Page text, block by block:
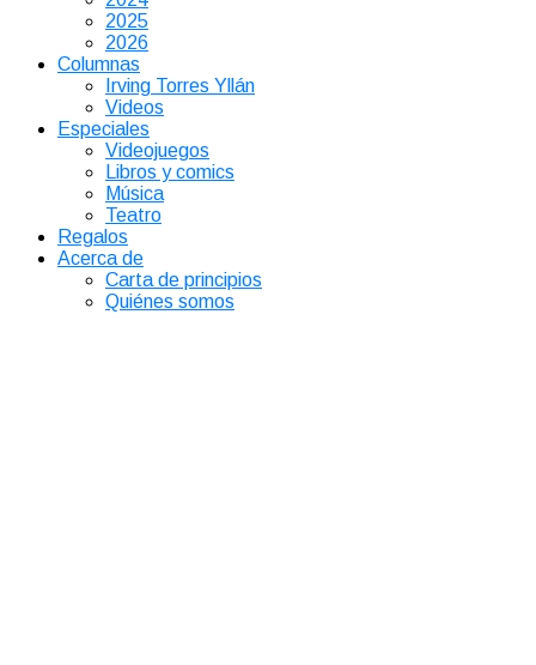
2025
2026
Columnas
Irving Torres Yllán
Videos
Especiales
Videojuegos
Libros y comics
Música
Teatro
Regalos
Acerca de
Carta de principios
Quiénes somos